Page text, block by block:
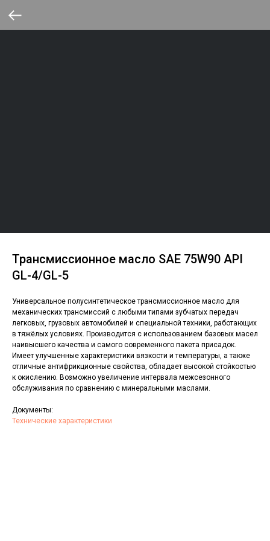
Трансмиссионное масло SAE 75W90 API
GL-4/GL-5
Универсальное полусинтетическое трансмиссионное масло для
механических трансмиссий с любыми типами зубчатых передач
легковых, грузовых автомобилей и специальной техники, работающих
в тяжёлых условиях. Производится с использованием базовых масел
наивысшего качества и самого современного пакета присадок.
Имеет улучшенные характеристики вязкости и температуры, а также
отличные антифрикционные свойства, обладает высокой стойкостью
к окислению. Возможно увеличение интервала межсезонного
обслуживания по сравнению с минеральными маслами.
Документы:
Технические характеристики